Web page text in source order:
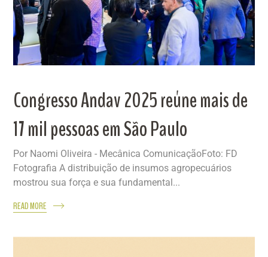
Congresso Andav 2025 reúne mais de
17 mil pessoas em São Paulo
Por Naomi Oliveira - Mecânica ComunicaçãoFoto: FD
Fotografia A distribuição de insumos agropecuários
mostrou sua força e sua fundamental...
READ MORE